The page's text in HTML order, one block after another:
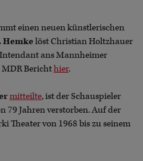
einen neuen künstlerischen
Hemkelöst Christian Holtzhauer
ans Mannheimer
Berichthier.
mitteilte, ist der Schauspieler
79 Jahren verstorben. Auf der
Theater von 1968 bis zu seinem